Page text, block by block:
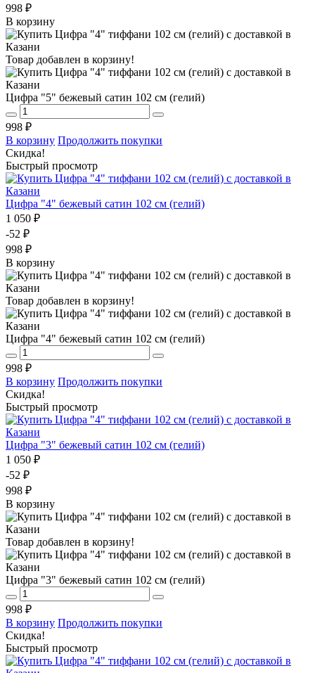
998 ₽
В корзину
Товар добавлен в корзину!
Цифра "5" бежевый сатин 102 см (гелий)
998 ₽
В корзину Продолжить покупки
Скидка!
Быстрый просмотр
Цифра "4" бежевый сатин 102 см (гелий)
1 050 ₽
-52 ₽
998 ₽
В корзину
Товар добавлен в корзину!
Цифра "4" бежевый сатин 102 см (гелий)
998 ₽
В корзину Продолжить покупки
Скидка!
Быстрый просмотр
Цифра "3" бежевый сатин 102 см (гелий)
1 050 ₽
-52 ₽
998 ₽
В корзину
Товар добавлен в корзину!
Цифра "3" бежевый сатин 102 см (гелий)
998 ₽
В корзину Продолжить покупки
Скидка!
Быстрый просмотр